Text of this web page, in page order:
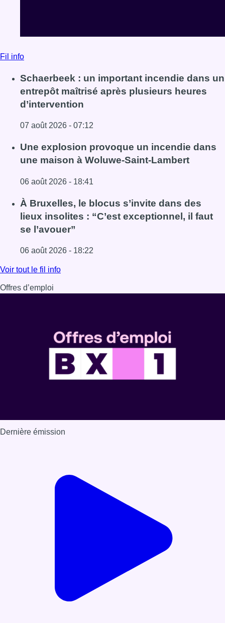
Fil info
Schaerbeek : un important incendie dans un
entrepôt maîtrisé après plusieurs heures
d’intervention
07 août 2026 - 07:12
Lire l'article Schaerbeek : un important incendie dans un
Une explosion provoque un incendie dans
une maison à Woluwe-Saint-Lambert
06 août 2026 - 18:41
Lire l'article Une explosion provoque un incendie dans
À Bruxelles, le blocus s’invite dans des
lieux insolites : “C’est exceptionnel, il faut
se l’avouer”
06 août 2026 - 18:22
Lire l'article À Bruxelles, le blocus s’invite dans des lieux
Voir tout le fil info
Offres d’emploi
Dernière émission